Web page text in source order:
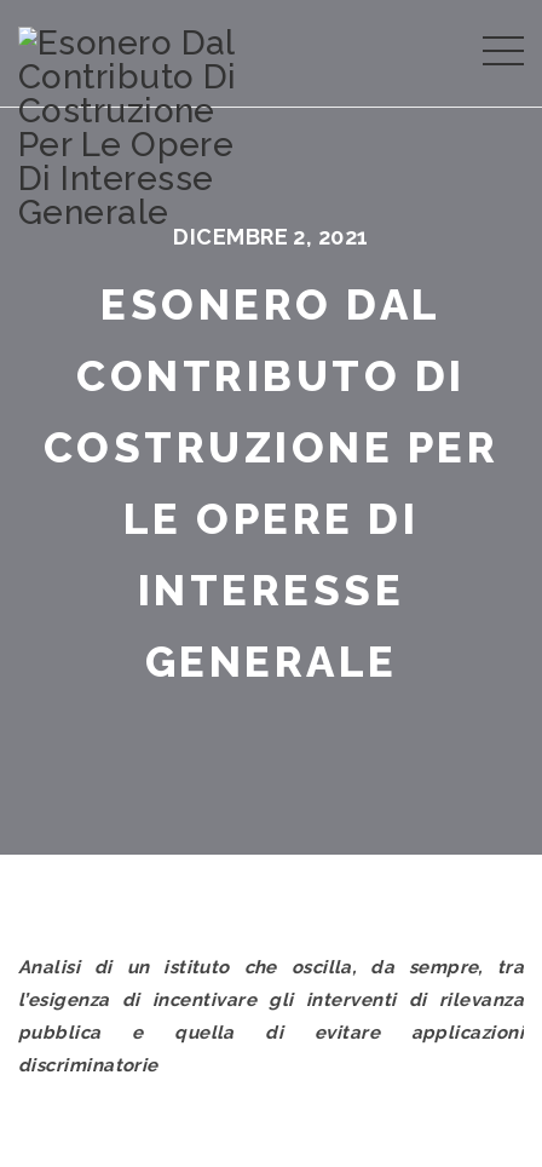
DICEMBRE 2, 2021
ESONERO DAL
CONTRIBUTO DI
COSTRUZIONE PER
LE OPERE DI
INTERESSE
GENERALE
Analisi di un istituto che oscilla, da sempre, tra
l’esigenza di incentivare gli interventi di rilevanza
pubblica e quella di evitare applicazioni
discriminatorie